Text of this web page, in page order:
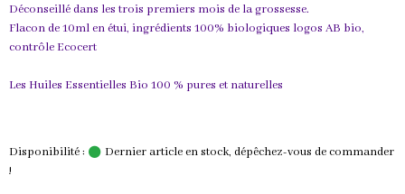
Déconseillé dans les trois premiers mois de la grossesse.
Flacon de 10ml en étui, ingrédients 100% biologiques logos AB bio,
contrôle Ecocert
Les Huiles Essentielles Bio 100 % pures et naturelles
Disponibilité :
Dernier article en stock, dépêchez-vous de commander
!